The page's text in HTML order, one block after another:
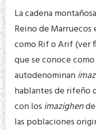
La cadena
Reino de
como Rif o Arif (ver
que se conoce
autodenominan
hablantes de rifeño
con los imazighen
las poblaciones